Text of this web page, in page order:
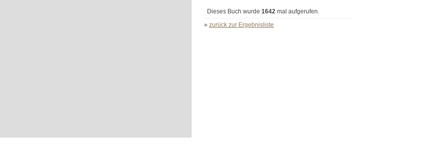
Dieses Buch wurde 1642 mal aufgerufen.
» zurück zur Ergebnisliste